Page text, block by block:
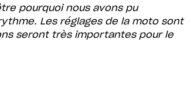
pourquoi nous avons pu
Les réglages de la moto sont
seront très importantes pour le